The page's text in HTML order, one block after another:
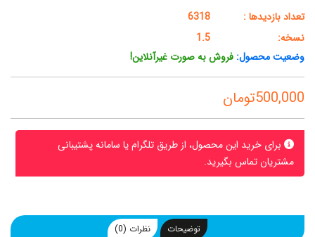
تعداد بازدیدها :
6318
نسخه:
1.5
وضعیت محصول: فروش به صورت غیرآنلاین!
500,000تومان
برای خرید این محصول، از طریق تلگرام یا سامانه پشتیبانی
مشتریان تماس بگیرید.
توضیحات نظرات (0)